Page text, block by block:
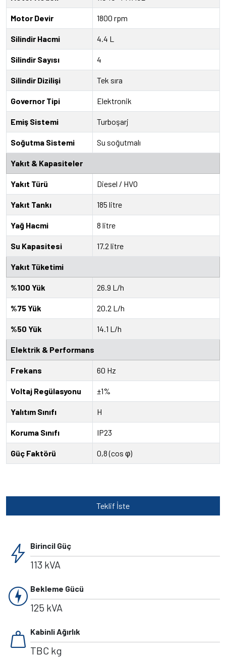
Motor Devir 1800 rpm
Silindir Hacmi 4.4 L
Silindir Sayısı 4
Silindir Dizilişi Tek sıra
Governor Tipi Elektronik
Emiş Sistemi Turboşarj
Soğutma Sistemi Su soğutmalı
Yakıt & Kapasiteler
Yakıt Türü Diesel / HVO
Yakıt Tankı 185 litre
Yağ Hacmi 8 litre
Su Kapasitesi 17.2 litre
Yakıt Tüketimi
%100 Yük 26.9 L/h
%75 Yük 20.2 L/h
%50 Yük 14.1 L/h
Elektrik & Performans
Frekans 60 Hz
Voltaj Regülasyonu ±1%
Yalıtım Sınıfı H
Koruma Sınıfı IP23
Güç Faktörü 0,8 (cos φ)
Teklif İste
bolt Birincil Güç
113 kVA
charger Bekleme Gücü
125 kVA
weight Kabinli Ağırlık
TBC kg